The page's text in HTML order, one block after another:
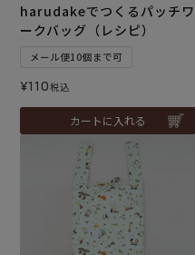
harudakeでつくるパッチワ
ークバッグ（レシピ）
メール便10個まで可
¥110税込
カートに入れる